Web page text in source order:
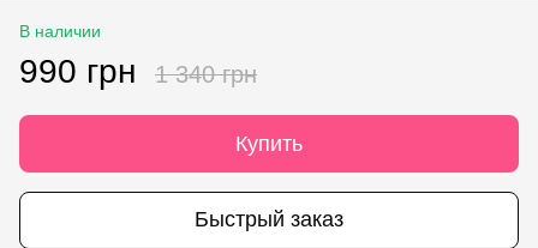
В наличии
990 грн 1 340 грн
Купить
Быстрый заказ